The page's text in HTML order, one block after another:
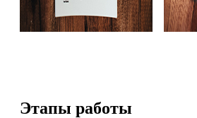
Этапы работы